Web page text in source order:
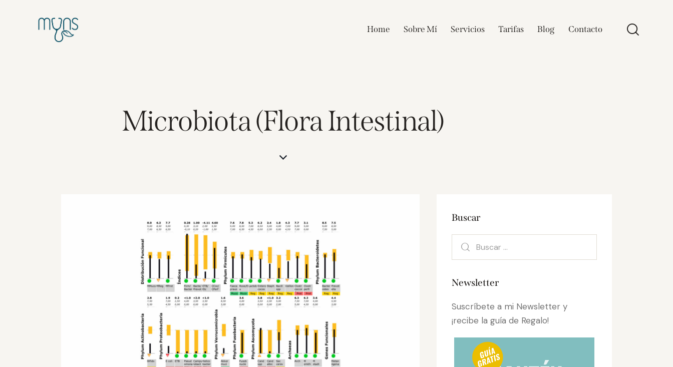
Home Sobre Mí Servicios Tarifas Blog Contacto
Microbiota (Flora Intestinal)
Buscar
Newsletter
Suscríbete a mi Newsletter y
¡recibe la guía de Regalo!